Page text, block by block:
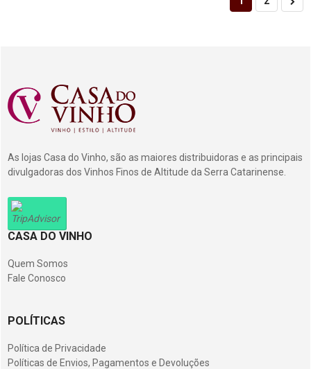
As lojas Casa do Vinho, são as maiores distribuidoras e as principais
divulgadoras dos Vinhos Finos de Altitude da Serra Catarinense.
CASA DO VINHO
Quem Somos
Fale Conosco
POLÍTICAS
Política de Privacidade
Políticas de Envios, Pagamentos e Devoluções